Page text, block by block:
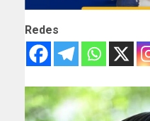
Redes